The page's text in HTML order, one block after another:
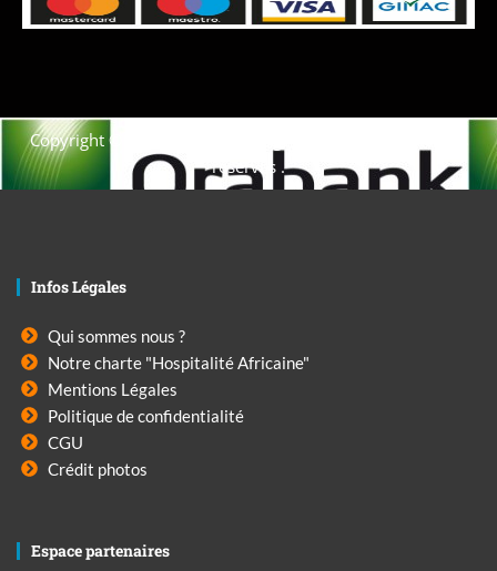
Copyright © 2021. Afrique-voyage-découverte tous droits
réservés .
Infos Légales
Qui sommes nous ?
Notre charte "Hospitalité Africaine"
Mentions Légales
Politique de confidentialité
CGU
Crédit photos
Espace partenaires